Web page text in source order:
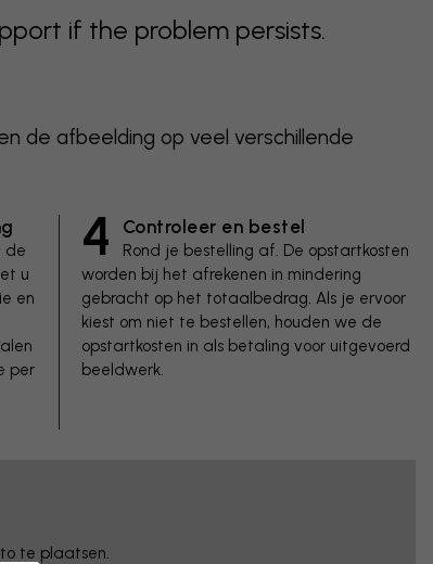
if the problem persists.
de afbeelding op veel verschillende
de
u
en
per
4 Controleer en bestel
Rond je bestelling af. De opstartkosten
worden bij het afrekenen in mindering
gebracht op het totaalbedrag. Als je ervoor
kiest om niet te bestellen, houden we de
opstartkosten in als betaling voor uitgevoerd
beeldwerk.
te plaatsen.